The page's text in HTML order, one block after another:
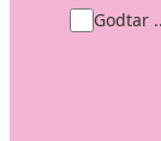
Godtar